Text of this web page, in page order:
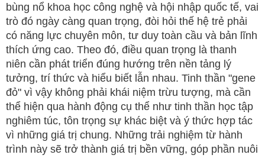
bùng nổ khoa học công nghệ và hội nhập quốc tế, vai
trò đó ngày càng quan trọng, đòi hỏi thế hệ trẻ phải
có năng lực chuyên môn, tư duy toàn cầu và bản lĩnh
thích ứng cao. Theo đó, điều quan trọng là thanh
niên cần phát triển đúng hướng trên nền tảng lý
tưởng, trí thức và hiểu biết lẫn nhau. Tinh thần "gene
đỏ" vì vậy không phải khái niệm trừu tượng, mà cần
thể hiện qua hành động cụ thể như tinh thần học tập
nghiêm túc, tôn trọng sự khác biệt và ý thức hợp tác
vì những giá trị chung. Những trải nghiệm từ hành
trình này sẽ trở thành giá trị bền vững, góp phần nuôi